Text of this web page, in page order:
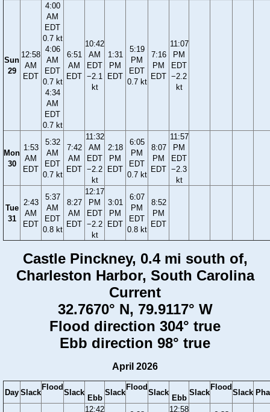
Sun
29
12:58
AM
EDT
4:00
AM
EDT
0.7 kt
4:06
AM
EDT
0.7 kt
4:34
AM
EDT
0.7 kt
6:51
AM
EDT
10:42
AM
EDT
−2.1
kt
1:31
PM
EDT
5:19
PM
EDT
0.7 kt
7:16
PM
EDT
11:07
PM
EDT
−2.2
kt
Mon
30
1:53
AM
EDT
5:32
AM
EDT
0.7 kt
7:42
AM
EDT
11:32
AM
EDT
−2.2
kt
2:18
PM
EDT
6:05
PM
EDT
0.7 kt
8:07
PM
EDT
11:57
PM
EDT
−2.3
kt
Tue
31
2:43
AM
EDT
5:37
AM
EDT
0.8 kt
8:27
AM
EDT
12:17
PM
EDT
−2.2
kt
3:01
PM
EDT
6:07
PM
EDT
0.8 kt
8:52
PM
EDT
Castle Pinckney, 0.4 mi south of,
Charleston Harbor, South Carolina
Current
32.7670° N, 79.9117° W
Flood direction 304° true
Ebb direction 98° true
April 2026
Day Slack
Flood
Slack
Ebb
Slack
Flood
Slack
Ebb
Slack
Flood
Slack
12:42
12:58